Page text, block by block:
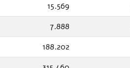
15.569
7.888
188.202